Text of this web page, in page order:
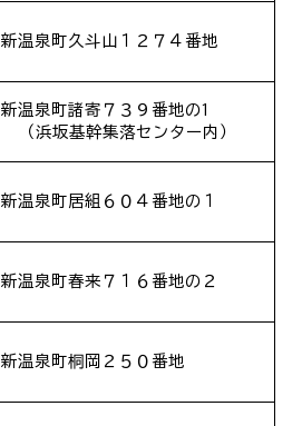
新温泉町久斗山１２７４番地
新温泉町諸寄７３９番地の1
（浜坂基幹集落センター内）
新温泉町居組６０４番地の１
新温泉町春来７１６番地の２
新温泉町桐岡２５０番地